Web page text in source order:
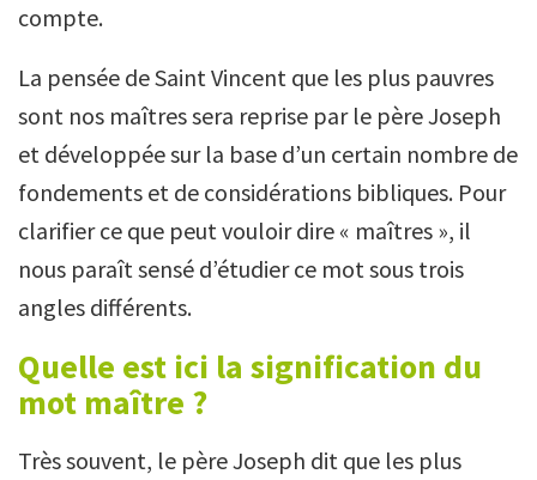
compte.
La pensée de Saint Vincent que les plus pauvres
sont nos maîtres sera reprise par le père Joseph
et développée sur la base d’un certain nombre de
fondements et de considérations bibliques. Pour
clarifier ce que peut vouloir dire « maîtres », il
nous paraît sensé d’étudier ce mot sous trois
angles différents.
Quelle est ici la signification du
mot maître ?
Très souvent, le père Joseph dit que les plus